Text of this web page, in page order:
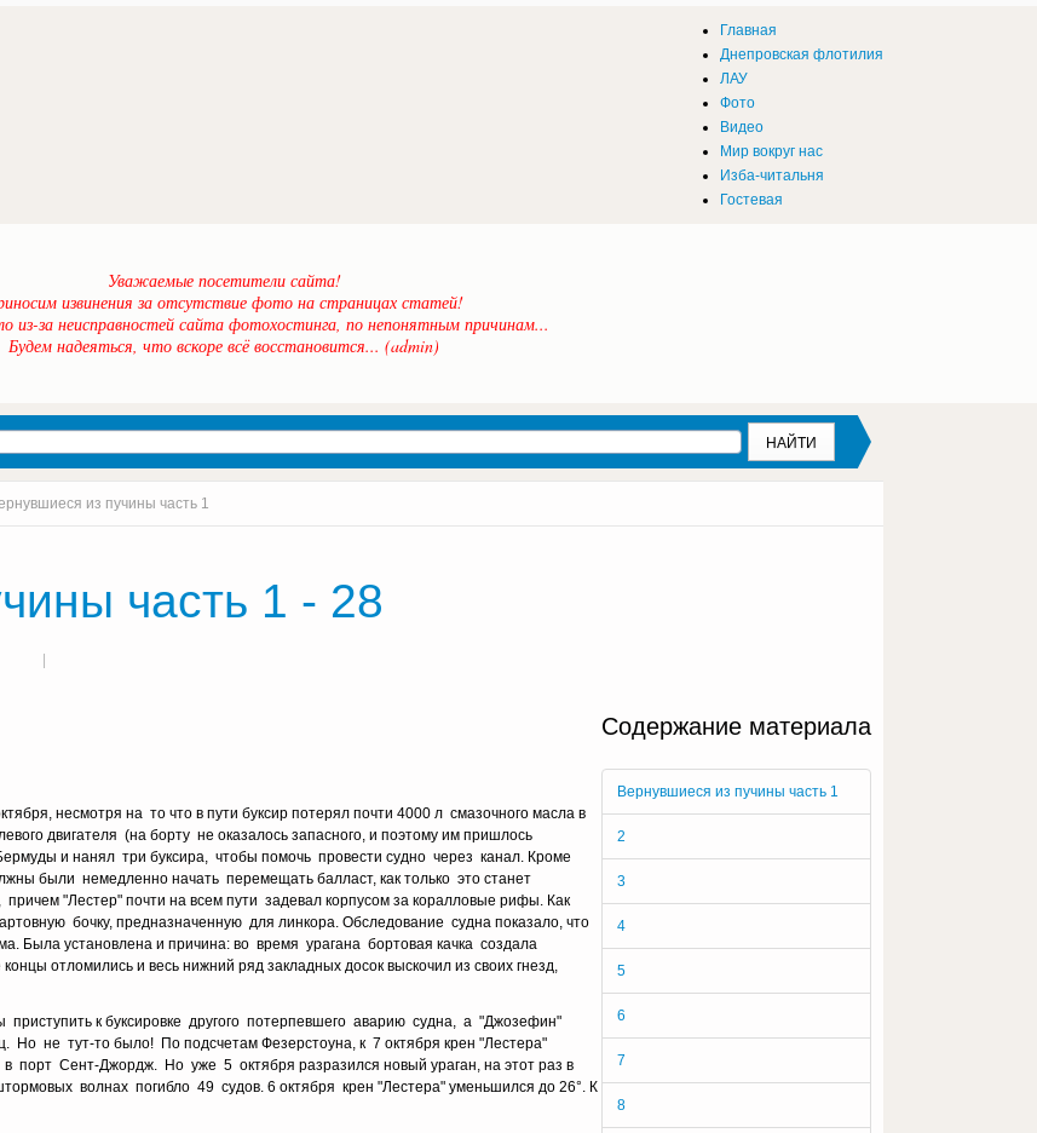
Главная
Днепровская флотилия
ЛАУ
Фото
Видео
Мир вокруг нас
Изба-читальня
Гостевая
Уважаемые посетители сайта!
извинения за отсутствие фото на страницах статей!
из-за неисправностей сайта фотохостинга, по непонятным причинам...
Будем надеяться, что вскоре всё восстановится... (admin)
из пучины часть 1
часть 1 - 28
Содержание материала
Вернувшиеся из пучины часть 1
2
3
4
5
6
7
8
несмотря на то что в пути буксир потерял почти 4000 л смазочного масла в
двигателя (на борту не оказалось запасного, и поэтому им пришлось
и нанял три буксира, чтобы помочь провести судно через канал. Кроме
были немедленно начать перемещать балласт, как только это станет
"Лестер" почти на всем пути задевал корпусом за коралловые рифы. Как
бочку, предназначенную для линкора. Обследование судна показало, что
Была установлена и причина: во время урагана бортовая качка создала
отломились и весь нижний ряд закладных досок выскочил из своих гнезд,
к буксировке другого потерпевшего аварию судна, а "Джозефин"
не тут-то было! По подсчетам Фезерстоуна, к 7 октября крен "Лестера"
порт Сент-Джордж. Но уже 5 октября разразился новый ураган, на этот раз в
волнах погибло 49 судов. 6 октября крен "Лестера" уменьшился до 26°. К